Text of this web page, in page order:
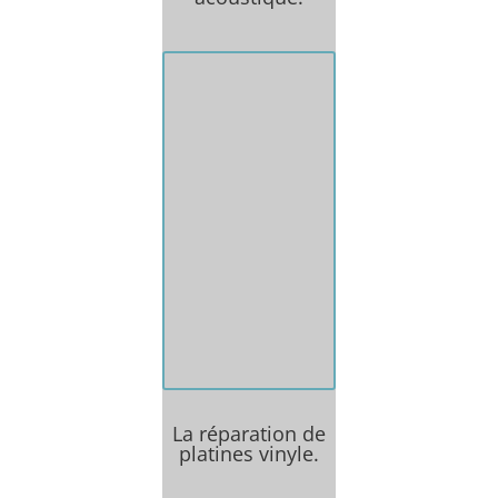
La réparation de
platines vinyle.